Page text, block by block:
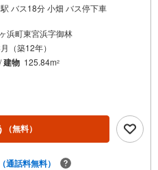
バス18分 小畑 バス停下車
浜町東宮浜字御林
（築12年）
/建物 125.84m2
（無料）
（通話料無料）